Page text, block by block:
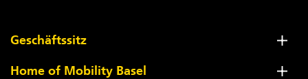
Geschäftssitz
Home of Mobility Basel